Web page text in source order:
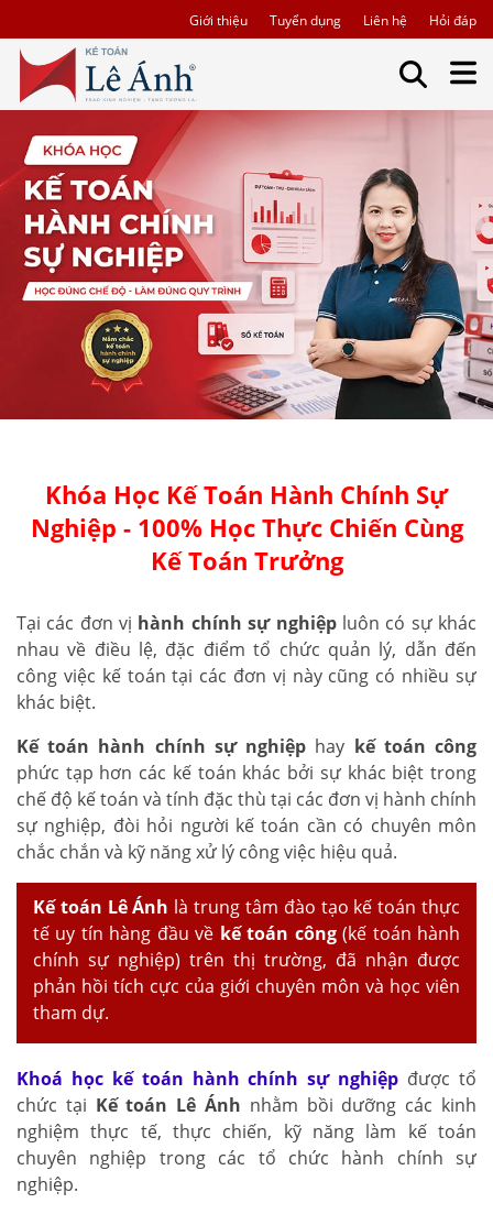
Giới thiệu Tuyển dụng Liên hệ Hỏi đáp
Khóa Học Kế Toán Hành Chính Sự
Nghiệp - 100% Học Thực Chiến Cùng
Kế Toán Trưởng
Tại các đơn vị hành chính sự nghiệpluôn có sự khác
nhau về điều lệ, đặc điểm tổ chức quản lý, dẫn đến
công việc kế toán tại các đơn vị này cũng có nhiều sự
khác biệt.
Kế toán hành chính sự nghiệp hay kế toán công
phức tạp hơn các kế toán khác bởi sự khác biệt trong
chế độ kế toán và tính đặc thù tại các đơn vị hành chính
sự nghiệp, đòi hỏi người kế toán cần có chuyên môn
chắc chắn và kỹ năng xử lý công việc hiệu quả.
Kế toán Lê Ánh là trung tâm đào tạo kế toán thực
tế uy tín hàng đầu về kế toán công(kế toán hành
chính sự nghiệp) trên thị trường, đã nhận được
phản hồi tích cực của giới chuyên môn và học viên
tham dự.
Khoá học kế toán hành chính sự nghiệp được tổ
chức tại Kế toán Lê Ánh nhằm bồi dưỡng các kinh
nghiệm thực tế, thực chiến, kỹ năng làm kế toán
chuyên nghiệp trong các tổ chức hành chính sự
nghiệp.